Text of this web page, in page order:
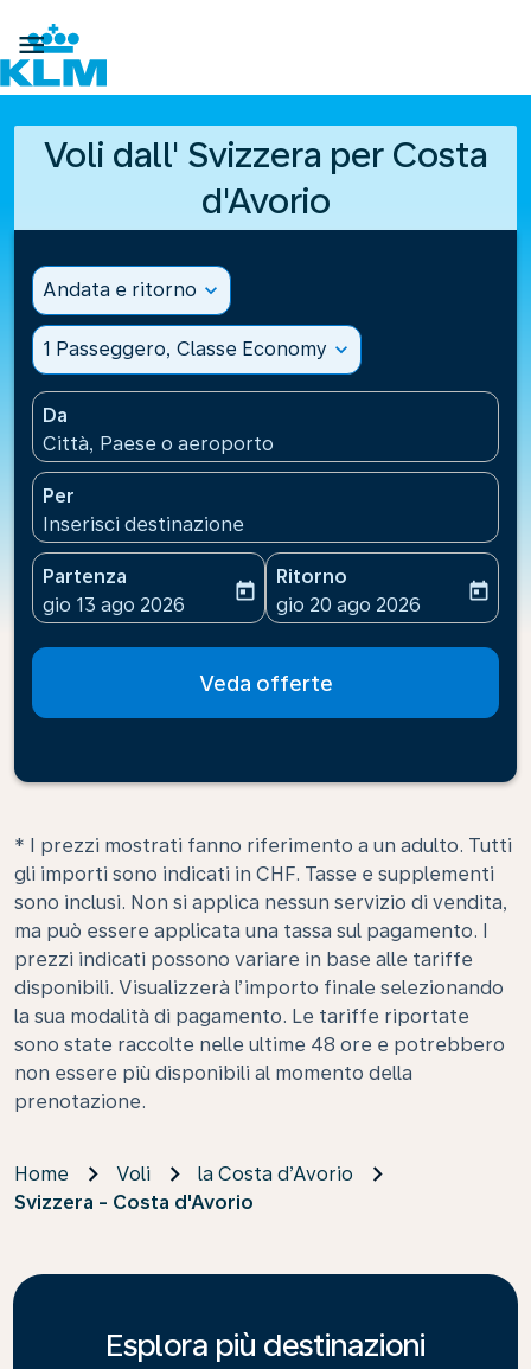

Voli dall' Svizzera per Costa
d'Avorio
Andata e ritorno expand_more
1 Passeggero, Classe Economy expand_more
Da
Città, Paese o aeroporto
Per
Inserisci destinazione
Partenza
fc-booking-departure-date-aria-label
gio 13 ago 2026
today
Ritorno
fc-booking-return-date-
gio 20 ago 2026
today
Veda offerte
* I prezzi mostrati fanno riferimento a un adulto. Tutti
gli importi sono indicati in CHF. Tasse e supplementi
sono inclusi. Non si applica nessun servizio di vendita,
ma può essere applicata una tassa sul pagamento. I
prezzi indicati possono variare in base alle tariffe
disponibili. Visualizzerà l’importo finale selezionando
la sua modalità di pagamento. Le tariffe riportate
sono state raccolte nelle ultime 48 ore e potrebbero
non essere più disponibili al momento della
prenotazione.
Home Voli
la Costa d’Avorio
Svizzera - Costa d'Avorio
Esplora più destinazioni